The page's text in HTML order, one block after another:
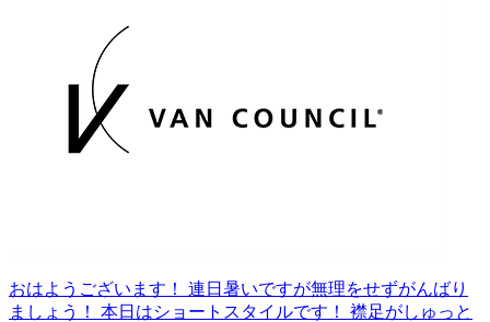
おはようございます！ 連日暑いですが無理をせずがんばり
ましょう！ 本日はショートスタイルです！ 襟足がしゅっと